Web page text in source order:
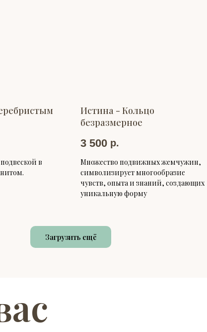
в
Истина - Кольцо
безразмерное
3 500 р.
Множество подвижных жемчужин,
символизирует многообразие
чувств, опыта и знаний, создающих
уникальную форму
Загрузить ещё